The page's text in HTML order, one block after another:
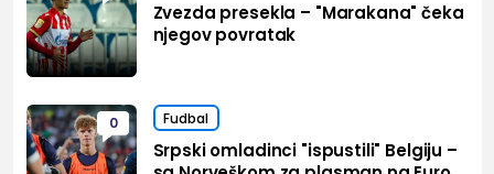
Zvezda presekla – "Marakana" čeka
njegov povratak
0 Fudbal
Srpski omladinci "ispustili" Belgiju –